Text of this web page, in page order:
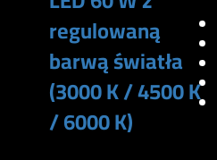
regulowaną
barwą światła
(3000 K / 4500 K
/ 6000 K)